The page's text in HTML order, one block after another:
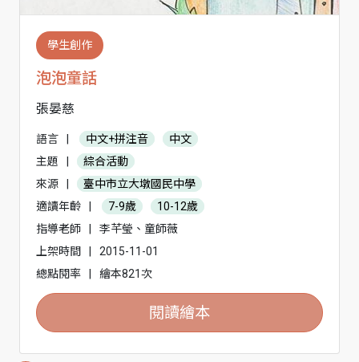
學生創作
泡泡童話
張晏慈
語言 中文+拼注音
中文
主題
綜合活動
來源
臺中市立大墩國民中學
適讀年齡
7-9歲
10-12歲
指導老師
李芊瑩、童師薇
上架時間
2015-11-01
總點閱率
繪本821次
閱讀繪本